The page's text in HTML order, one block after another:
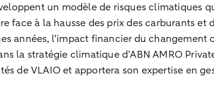
un modèle de risques climatiques
à la hausse des prix des carburants et
années, l’impact financier du
la stratégie climatique d’ABN AMRO
de VLAIO et apportera son expertise en